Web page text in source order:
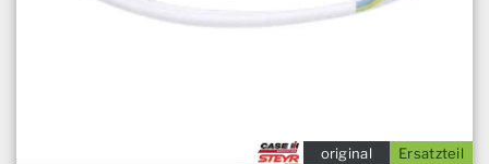
Ersatzteil
original